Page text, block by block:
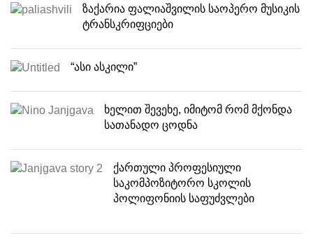
ზაქარია ფალიაშვილის საოპერო მუსიკის
ტრანსკრიფციები
“ასი ასკილი”
ხელით შევეხე, იმიტომ რომ მქონდა
სათანადო ცოდნა
ქართული პროფესიული
საკომპოზიტორო სკოლის
პოლიფონიის საფუძვლები